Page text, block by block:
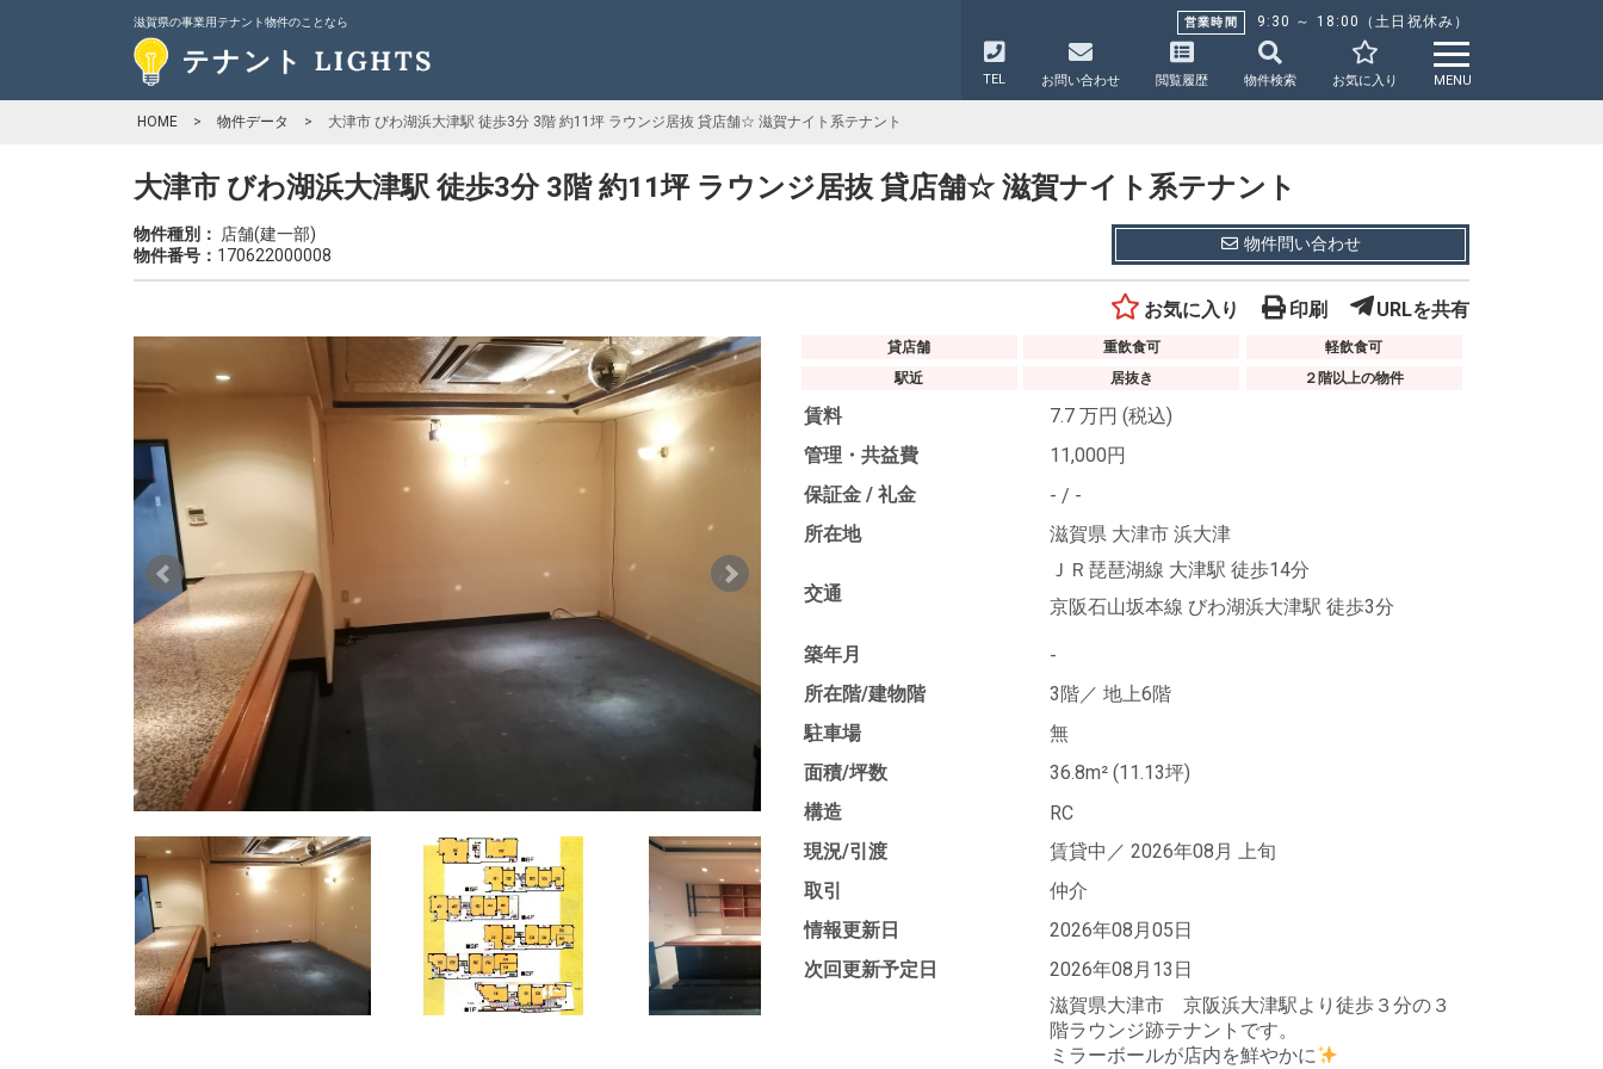
滋賀県の事業用テナント物件のことなら 営業時間 9:30 ～ 18:00（土日祝休み）
TEL お問い合わせ 閲覧履歴 物件検索 お気に入り MENU
HOME > 物件データ > 大津市 びわ湖浜大津駅 徒歩3分 3階 約11坪 ラウンジ居抜 貸店舗☆ 滋賀ナイト系テナント
大津市 びわ湖浜大津駅 徒歩3分 3階 約11坪 ラウンジ居抜 貸店舗☆ 滋賀ナイト系テナント
物件種別：
店舗(建一部)
物件番号： 170622000008
物件問い合わせ
お気に入り 印刷 URLを共有
貸店舗 重飲食可
軽飲食可
駅近
居抜き ２階以上の物件
賃料 7.7 万円 (税込)
管理・共益費
11,000 円
保証金 / 礼金
- / -
所在地
滋賀県 大津市 浜大津
交通
ＪＲ琵琶湖線 大津駅 徒歩14分
京阪石山坂本線 びわ湖浜大津駅 徒歩3分
築年月
-
所在階/建物階
3階／ 地上6階
駐車場
無
面積/坪数
36.8m² (11.13坪)
構造
RC
現況/引渡
賃貸中／ 2026年08月 上旬
取引
仲介
情報更新日
2026年08月05日
次回更新予定日
2026年08月13日
滋賀県大津市 京阪浜大津駅より徒歩３分の３
階ラウンジ跡テナントです。
ミラーボールが店内を鮮やかに